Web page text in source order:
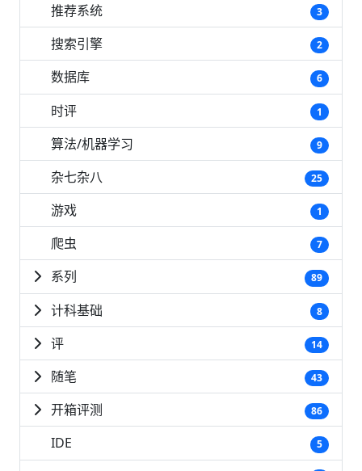
推荐系统 3
搜索引擎 2
数据库 6
时评 1
算法/机器学习 9
杂七杂八 25
游戏 1
爬虫 7
系列 89
计科基础 8
评 14
随笔 43
开箱评测 86
IDE 5